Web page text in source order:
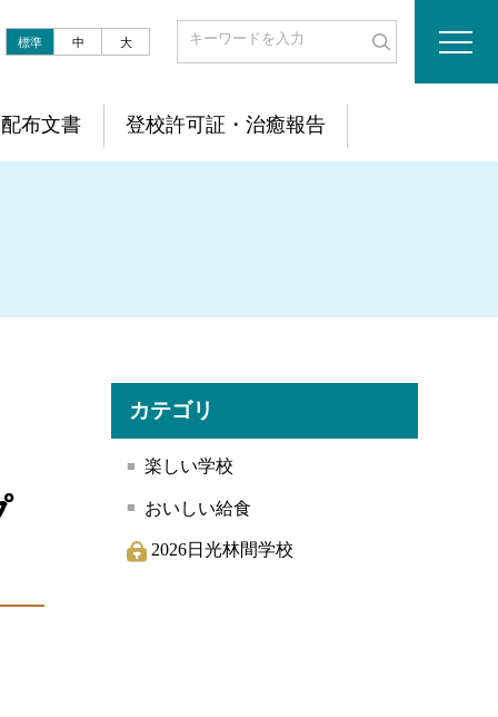
標準 中 大
配布文書 登校許可証・治癒報告
カテゴリ
楽しい学校
おいしい給食
2026日光林間学校